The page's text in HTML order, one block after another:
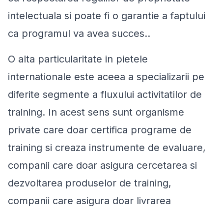
intelectuala si poate fi o garantie a faptului
ca programul va avea succes..
O alta particularitate in pietele
internationale este aceea a specializarii pe
diferite segmente a fluxului activitatilor de
training. In acest sens sunt organisme
private care doar certifica programe de
training si creaza instrumente de evaluare,
companii care doar asigura cercetarea si
dezvoltarea produselor de training,
companii care asigura doar livrarea